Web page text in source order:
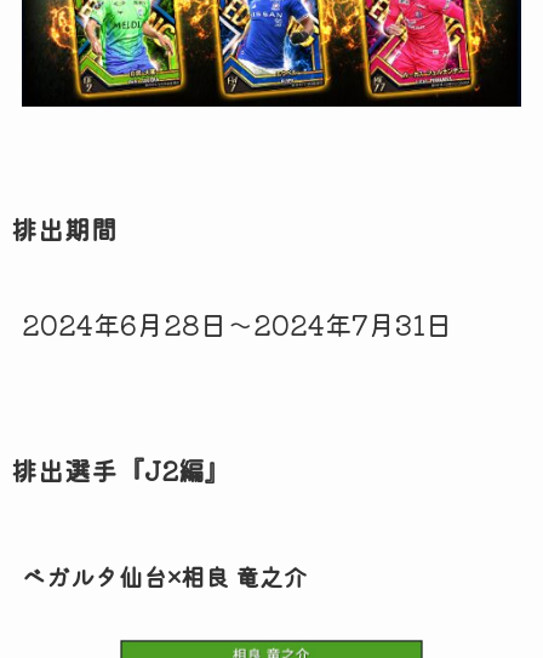
排出期間
2024年6月28日～2024年7月31日
排出選手『J2編』
ベガルタ仙台×相良 竜之介